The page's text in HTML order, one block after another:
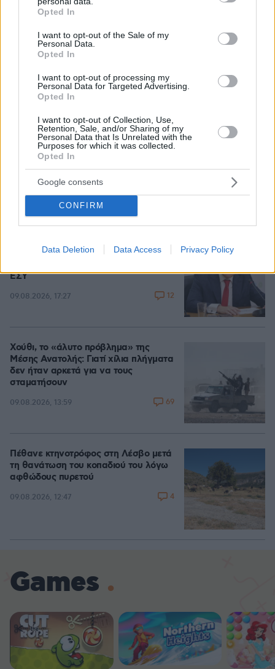
grant or deny consent to Google and its third-party tags to
use your data for below specified purposes in below Google
consent section.
Opted In
I want to opt-out of the Sale of my
Personal Data.
Opted In
I want to opt-out of processing my
Personal Data for Targeted Advertising.
Opted In
I want to opt-out of Collection, Use,
Retention, Sale, and/or Sharing of my
Personal Data that Is Unrelated with the
Purposes for which it was collected.
Opted In
Google consents
CONFIRM
Data Deletion Data Access Privacy Policy
Ο Καρέτσας άνοιξε λογαριασμό με τη
Ντόρτμουντ με απίστευτη γκολάρα
κόντρα στην Άρσεναλ του Τζόλη,
09.08.2026, 17:09 11
Ανάρτηση με υπονοούμενα: «Κάποιοι
άντρες είναι απλά κατώτεροι των
περιστάσεων» λέει η Ανδρομάχη εν
μέσω φημών για τη σχέση της με τον
Γιώργο Λιβάνη
09.08.2026, 15:57
Γεωργιάδης για την επίθεση σε
νοσηλεύτρια στον Ερυθρό Σταυρό:
ΕΣΥ
09.08.2026, 17:27 12
Χούθι, το «άλυτο πρόβλημα» της
Μέσης Ανατολής: Γιατί χίλια πλήγματα
δεν ήταν αρκετά για να τους
σταματήσουν
09.08.2026, 13:59 69
Πέθανε κτηνοτρόφος στη Λέσβο μετά
τη θανάτωση του κοπαδιού του λόγω
αφθώδους πυρετού
09.08.2026, 12:47 4
Games